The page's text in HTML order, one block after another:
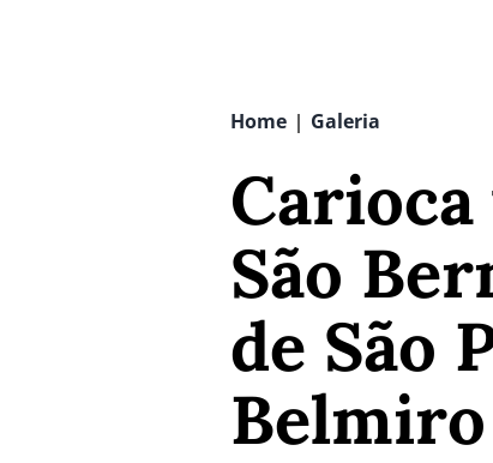
Home | Galeria
São
de São
Belmiro